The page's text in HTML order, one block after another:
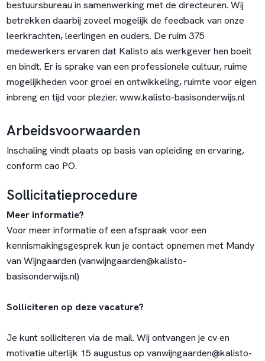
bestuursbureau in samenwerking met de directeuren. Wij
betrekken daarbij zoveel mogelijk de feedback van onze
leerkrachten, leerlingen en ouders. De ruim 375
medewerkers ervaren dat Kalisto als werkgever hen boeit
en bindt. Er is sprake van een professionele cultuur, ruime
mogelijkheden voor groei en ontwikkeling, ruimte voor eigen
inbreng en tijd voor plezier. www.kalisto-basisonderwijs.nl
Arbeidsvoorwaarden
Inschaling vindt plaats op basis van opleiding en ervaring,
conform cao PO.
Sollicitatieprocedure
Meer informatie?
Voor meer informatie of een afspraak voor een
kennismakingsgesprek kun je contact opnemen met Mandy
van Wijngaarden (vanwijngaarden@kalisto-
basisonderwijs.nl)
Solliciteren op deze vacature?
Je kunt solliciteren via de mail. Wij ontvangen je cv en
motivatie uiterlijk 15 augustus op vanwijngaarden@kalisto-